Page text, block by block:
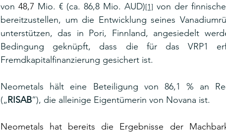
von 48,7 Mio. € (ca. 86,8 Mio. AUD)[1] von der
bereitzustellen, um die Entwicklung seines
unterstützen, das in Pori, Finnland, angesiedelt
Bedingung geknüpft, dass die für das VRP1
Fremdkapitalfinanzierung gesichert ist.
Neometals hält eine Beteiligung von 86,1 % an
(„RISAB”), die alleinige Eigentümerin von Novana ist.
Neometals hat bereits die Ergebnisse der